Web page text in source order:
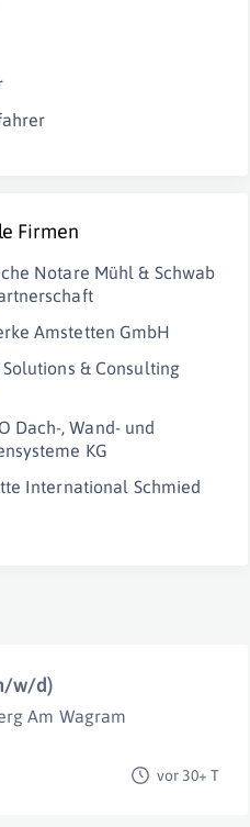
Firmen
Notare Mühl & Schwab
Amstetten GmbH
Solutions & Consulting
Dach-, Wand- und
KG
International Schmied
w/d)
Am Wagram
vor 30+ T